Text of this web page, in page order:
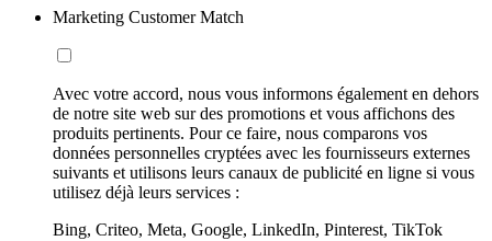
Marketing Customer Match
Avec votre accord, nous vous informons également en dehors
de notre site web sur des promotions et vous affichons des
produits pertinents. Pour ce faire, nous comparons vos
données personnelles cryptées avec les fournisseurs externes
suivants et utilisons leurs canaux de publicité en ligne si vous
utilisez déjà leurs services :
Bing, Criteo, Meta, Google, LinkedIn, Pinterest, TikTok